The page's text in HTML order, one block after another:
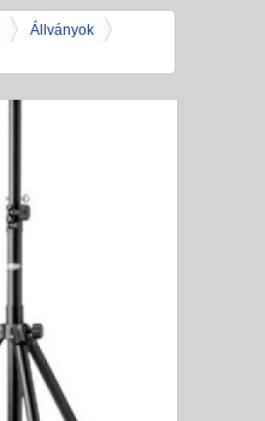
Állványok